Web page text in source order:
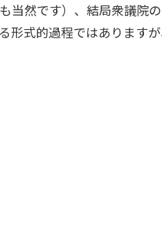
当然です）、結局衆議院
形式的過程ではあります